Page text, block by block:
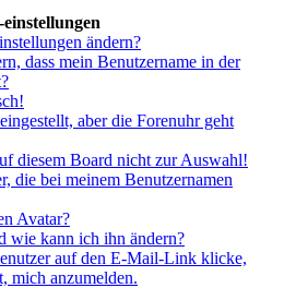
ändern?
dass mein Benutzername in der
aber die Forenuhr geht
diesem Board nicht zur Auswahl!
die bei meinem Benutzernamen
Avatar?
wie kann ich ihn ändern?
auf den E-Mail-Link klicke,
mich anzumelden.